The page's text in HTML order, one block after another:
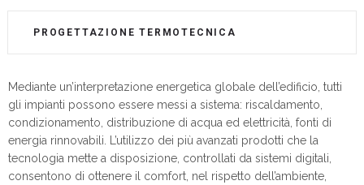
PROGETTAZIONE TERMOTECNICA
Mediante un’interpretazione energetica globale dell’edificio, tutti
gli impianti possono essere messi a sistema: riscaldamento,
condizionamento, distribuzione di acqua ed elettricità, fonti di
energia rinnovabili. L’utilizzo dei più avanzati prodotti che la
tecnologia mette a disposizione, controllati da sistemi digitali,
consentono di ottenere il comfort, nel rispetto dell’ambiente,